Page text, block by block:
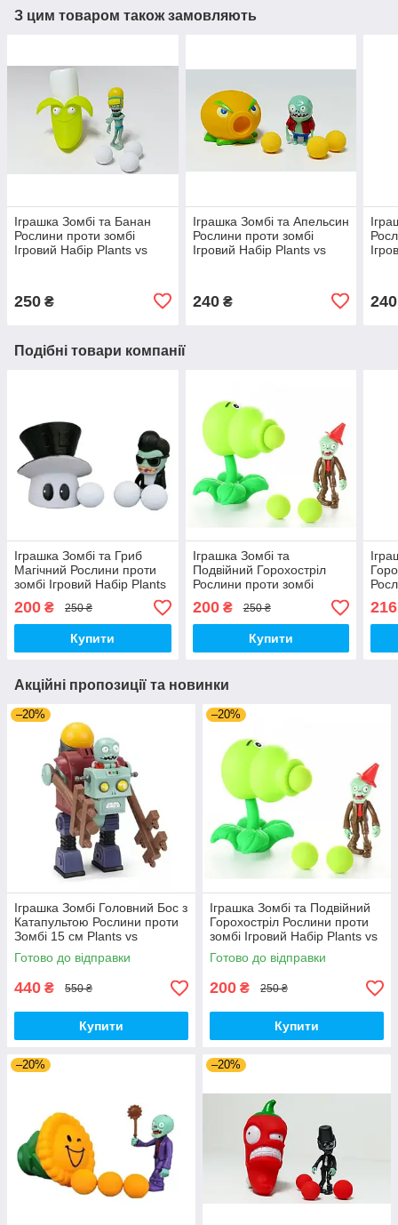
З цим товаром також замовляють
Іграшка Зомбі та Банан
Рослини проти зомбі
Ігровий Набір Plants vs
250 ₴
Іграшка Зомбі та Апельсин
Рослини проти зомбі
Ігровий Набір Plants vs
240₴ 240
Подібні товари компанії
Іграшка Зомбі та Гриб
Магічний Рослини проти
зомбі Ігровий Набір Plants
vs Zombies (00179)
200 ₴ 250 ₴
Купити
Іграшка Зомбі та
Подвійний Горохостріл
Рослини проти зомбі
Ігровий Набір Plants vs
Zombies (00173)
200₴ 250 ₴
Купити
216
Акційні пропозиції та новинки
–20%
Іграшка Зомбі Головний Бос з
Катапультою Рослини проти
Зомбі 15 см Plants vs
Zombies (00140)
Готово до відправки
440 ₴ 550 ₴
Купити
–20%
Іграшка Зомбі та Подвійний
Горохостріл Рослини проти
зомбі Ігровий Набір Plants vs
Zombies (00173)
Готово до відправки
200 ₴ 250 ₴
Купити
–20% –20%